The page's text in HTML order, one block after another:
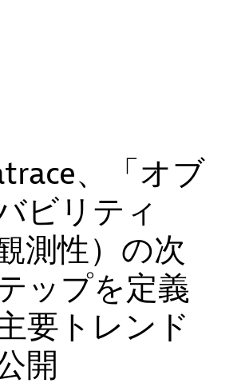
、「オブ
ビリティ
測性）の次
ップを定義
要トレンド
開